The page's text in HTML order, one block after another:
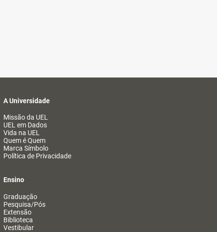
A Universidade
Missão da UEL
UEL em Dados
Vida na UEL
Quem é Quem
Marca Símbolo
Política de Privacidade
Ensino
Graduação
Pesquisa/Pós
Extensão
Biblioteca
Vestibular